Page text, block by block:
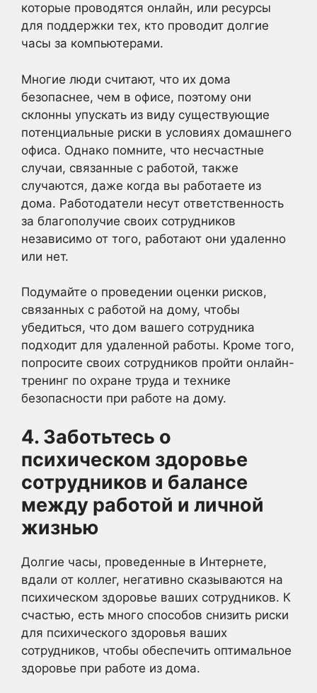
которые проводятся онлайн, или ресурсы
для поддержки тех, кто проводит долгие
часы за компьютерами.
Многие люди считают, что их дома
безопаснее, чем в офисе, поэтому они
склонны упускать из виду существующие
потенциальные риски в условиях домашнего
офиса. Однако помните, что несчастные
случаи, связанные с работой, также
случаются, даже когда вы работаете из
дома. Работодатели несут ответственность
за благополучие своих сотрудников
независимо от того, работают они удаленно
или нет.
Подумайте о проведении оценки рисков,
связанных с работой на дому, чтобы
убедиться, что дом вашего сотрудника
подходит для удаленной работы. Кроме того,
попросите своих сотрудников пройти онлайн-
тренинг по охране труда и технике
безопасности при работе на дому.
4. Заботьтесь о
психическом здоровье
сотрудников и балансе
между работой и личной
жизнью
Долгие часы, проведенные в Интернете,
вдали от коллег, негативно сказываются на
психическом здоровье ваших сотрудников. К
счастью, есть много способов снизить риски
для психического здоровья ваших
сотрудников, чтобы обеспечить оптимальное
здоровье при работе из дома.